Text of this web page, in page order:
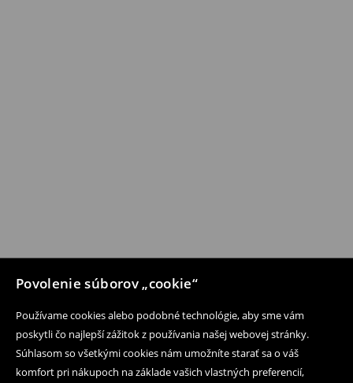
Povolenie súborov „cookie“
Používame cookies alebo podobné technológie, aby sme vám
poskytli čo najlepší zážitok z používania našej webovej stránky.
Súhlasom so všetkými cookies nám umožníte starať sa o váš
komfort pri nákupoch na základe vašich vlastných preferencií,